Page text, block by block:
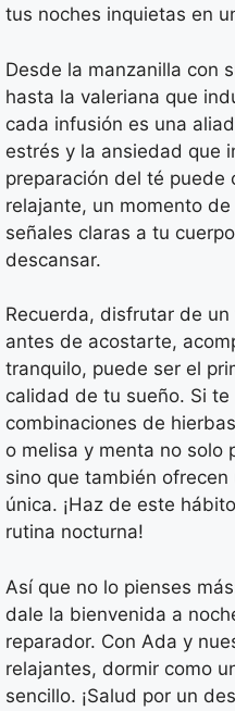
tus noches inquietas en
Desde la manzanilla con
hasta la valeriana que
cada infusión es una
estrés y la ansiedad que
preparación del té puede
relajante, un momento
señales claras a tu
descansar.
Recuerda, disfrutar de
antes de acostarte,
tranquilo, puede ser el
calidad de tu sueño. Si
combinaciones de
o melisa y menta no solo
sino que también
única. ¡Haz de este
rutina nocturna!
Así que no lo pienses
dale la bienvenida a
reparador. Con Ada y
relajantes, dormir como
sencillo. ¡Salud por un